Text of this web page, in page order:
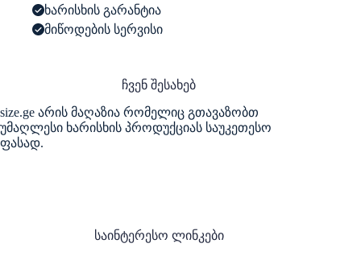
ხარისხის გარანტია
მიწოდების სერვისი
ჩვენ შესახებ
size.ge არის მაღაზია რომელიც გთავაზობთ
უმაღლესი ხარისხის პროდუქციას საუკეთესო
ფასად.
საინტერესო ლინკები